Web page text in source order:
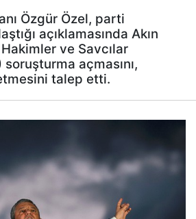
Özgür Özel, parti
açıklamasında Akın
ve Savcılar
soruşturma açmasını,
talep etti.